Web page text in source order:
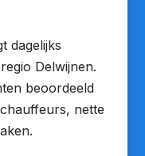
dagelijks
Delwijnen.
beoordeeld
nette